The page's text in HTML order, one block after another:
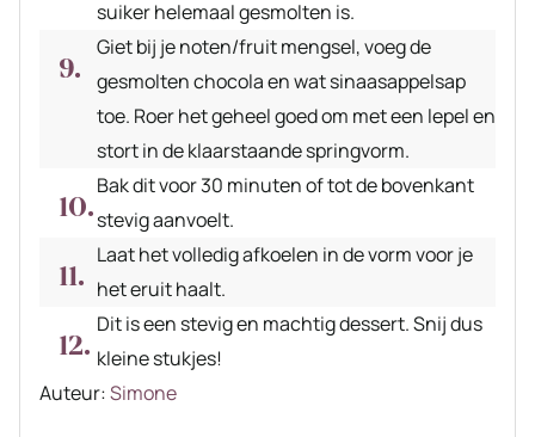
suiker helemaal gesmolten is.
Giet bij je noten/fruit mengsel, voeg de
gesmolten chocola en wat sinaasappelsap
toe. Roer het geheel goed om met een lepel en
stort in de klaarstaande springvorm.
Bak dit voor 30 minuten of tot de bovenkant
stevig aanvoelt.
Laat het volledig afkoelen in de vorm voor je
het eruit haalt.
Dit is een stevig en machtig dessert. Snij dus
kleine stukjes!
Auteur
Auteur:Simone